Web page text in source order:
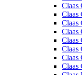
Claas
Claas
Claas
Claas
Claas
Claas